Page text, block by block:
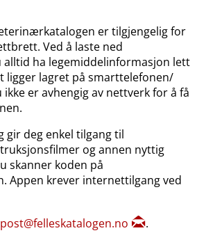
er tilgjengelig for
Ved å laste ned
alltid ha legemiddelinformasjon lett
ligger lagret på smarttelefonen​/​
er avhengig av nettverk for å få
gir deg enkel tilgang til
og annen nyttig
skanner koden på
Appen krever internettilgang ved
post@felleskatalogen.no .